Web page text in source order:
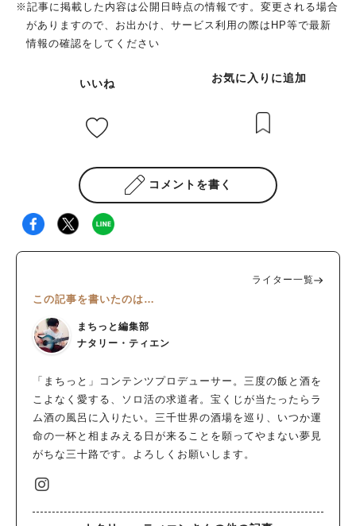
※記事に掲載した内容は公開日時点の情報です。変更される場合
がありますので、お出かけ、サービス利用の際はHP等で最新
情報の確認をしてください
いいね お気に入りに追加
コメントを書く
ライター一覧
この記事を書いたのは…
まちっと編集部
ナタリー・ティエン
「まちっと」コンテンツプロデューサー。三度の飯と酒を
こよなく愛する、ソロ活の求道者。宝くじが当たったらラ
ム酒の風呂に入りたい。三千世界の酒場を巡り、いつか運
命の一杯と相まみえる日が来ることを願ってやまない夢見
がちな三十路です。よろしくお願いします。